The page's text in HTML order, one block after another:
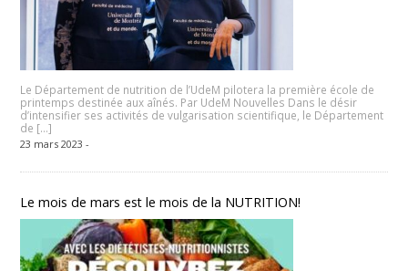
Le Département de nutrition de l’UdeM pilotera la première école de
printemps destinée aux aînés. Par UdeM Nouvelles Dans le désir
d’intensifier ses activités de vulgarisation scientifique, le Département
de […]
23 mars 2023 -
Le mois de mars est le mois de la NUTRITION!